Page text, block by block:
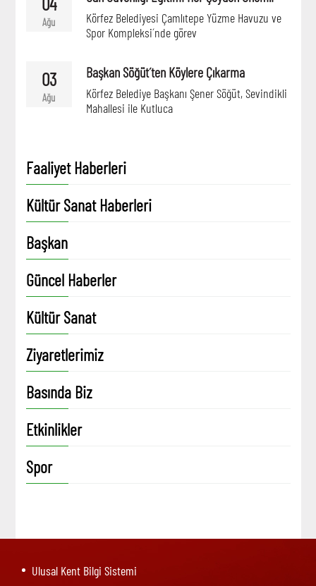
Ağu
Körfez Belediyesi Çamlıtepe Yüzme Havuzu ve
Spor Kompleksi´nde görev
03
Ağu
Başkan Söğüt´ten Köylere Çıkarma
Körfez Belediye Başkanı Şener Söğüt, Sevindikli
Mahallesi ile Kutluca
Faaliyet Haberleri
Kültür Sanat Haberleri
Başkan
Güncel Haberler
Kültür Sanat
Ziyaretlerimiz
Basında Biz
Etkinlikler
Spor
Ulusal Kent Bilgi Sistemi